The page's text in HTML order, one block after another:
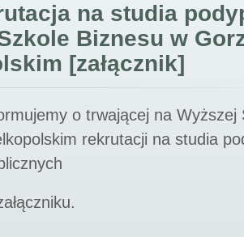
na studia
Biznesu w
[załącznik]
o trwającej na Wyższej
rekrutacji na studia